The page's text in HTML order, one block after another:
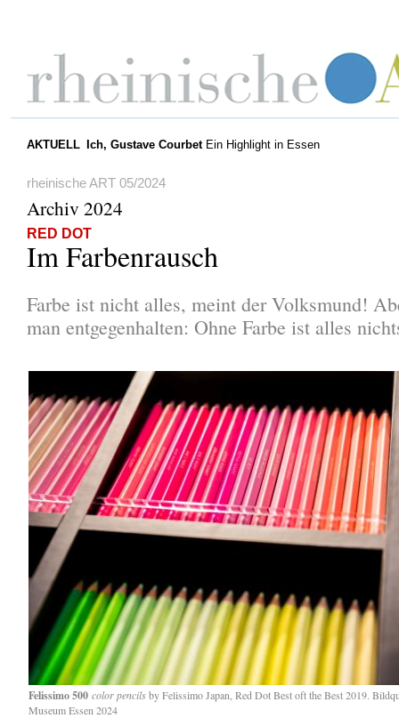
AKTUELL Ich, Gustave CourbetEin Highlight in Essen
rheinische ART 05/2024
Archiv 2024
RED DOT
Im Farbenrausch
Farbe ist nicht alles, meint der Volksmund!
man entgegenhalten: Ohne Farbe ist alles
Felissimo 500 color pencilsby Felissimo Japan, Red Dot Best oft the Best 2019.
Museum Essen 2024